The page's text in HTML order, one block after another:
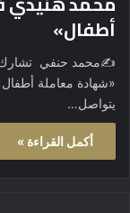
أطفال»
✍️محمد حنفي تشارك
«شهادة معاملة
يتواصل…
أكمل القراءة »